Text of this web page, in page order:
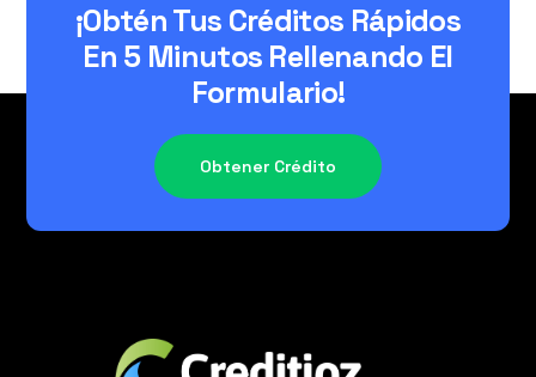
¡Obtén Tus Créditos Rápidos
En 5 Minutos Rellenando El
Formulario!​
Obtener Crédito